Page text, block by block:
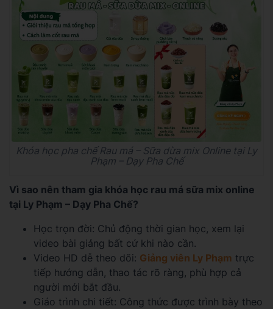
Khóa học pha chế Rau má – Sữa dừa mix Online tại Ly
Phạm – Dạy Pha Chế
Vì sao nên tham gia khóa học rau má sữa mix online
tại Ly Phạm – Dạy Pha Chế?
Học trọn đời: Chủ động thời gian học, xem lại
video bài giảng bất cứ khi nào cần.
Video HD dễ theo dõi: Giảng viên Ly Phạm trực
tiếp hướng dẫn, thao tác rõ ràng, phù hợp cả
người mới bắt đầu.
Giáo trình chi tiết: Công thức được trình bày theo